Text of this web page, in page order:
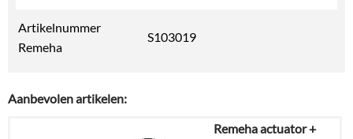
Artikelnummer
Remeha
S103019
Aanbevolen artikelen:
Remeha actuator +